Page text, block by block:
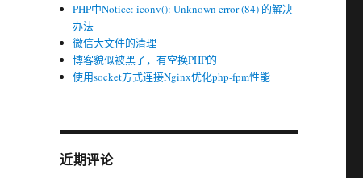
PHP中Notice: iconv(): Unknown error (84) 的解决
办法
微信大文件的清理
博客貌似被黑了，有空换PHP的
使用socket方式连接Nginx优化php-fpm性能
近期评论